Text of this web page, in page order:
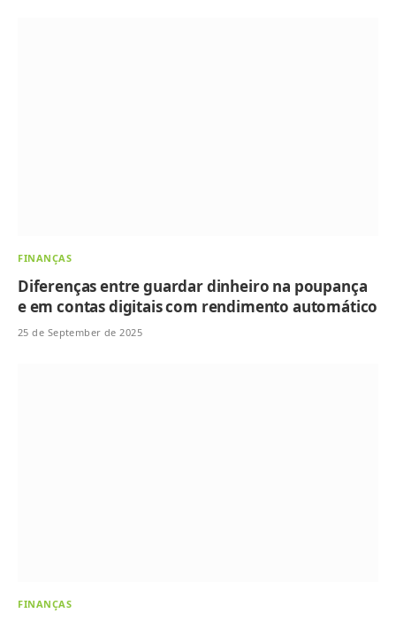
FINANÇAS
Diferenças entre guardar dinheiro na poupança
e em contas digitais com rendimento automático
25 de September de 2025
FINANÇAS